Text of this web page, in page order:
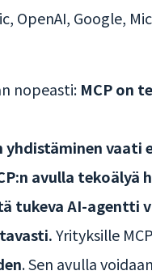
Google,
nopeasti: MCP on
avulla
tukeva AI-agentti
Yrityksille
. Sen avulla